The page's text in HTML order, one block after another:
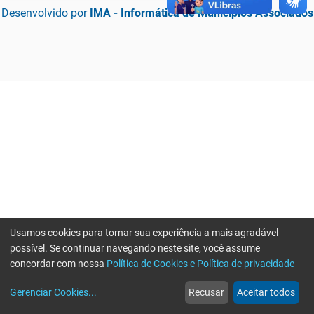
Desenvolvido por IMA - Informática de Municípios Associados
web
Notícias
more_horiz
Mais
Usamos cookies para tornar sua experiência a mais agradável
possível. Se continuar navegando neste site, você assume
concordar com nossa Política de Cookies e Política de privacidade
Gerenciar Cookies... Recusar Aceitar todos
Erro ao enviar informações, por favor tente novamente